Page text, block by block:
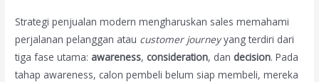
Strategi penjualan modern mengharuskan sales memahami
perjalanan pelanggan atau customer journeyyang terdiri dari
tiga fase utama: awareness,consideration, dan decision. Pada
tahap awareness, calon pembeli belum siap membeli, mereka